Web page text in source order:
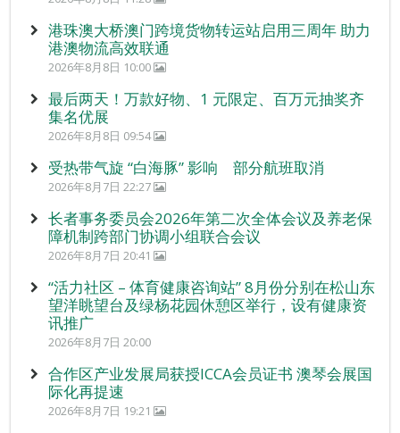
港珠澳大桥澳门跨境货物转运站启用三周年 助力
港澳物流高效联通
2026年8月8日 10:00
最后两天！万款好物、1 元限定、百万元抽奖齐
集名优展
2026年8月8日 09:54
受热带气旋 “白海豚” 影响 部分航班取消
2026年8月7日 22:27
长者事务委员会2026年第二次全体会议及养老保
障机制跨部门协调小组联合会议
2026年8月7日 20:41
“活力社区 – 体育健康咨询站” 8月份分别在松山东
望洋眺望台及绿杨花园休憩区举行，设有健康资
讯推广
2026年8月7日 20:00
合作区产业发展局获授ICCA会员证书 澳琴会展国
际化再提速
2026年8月7日 19:21